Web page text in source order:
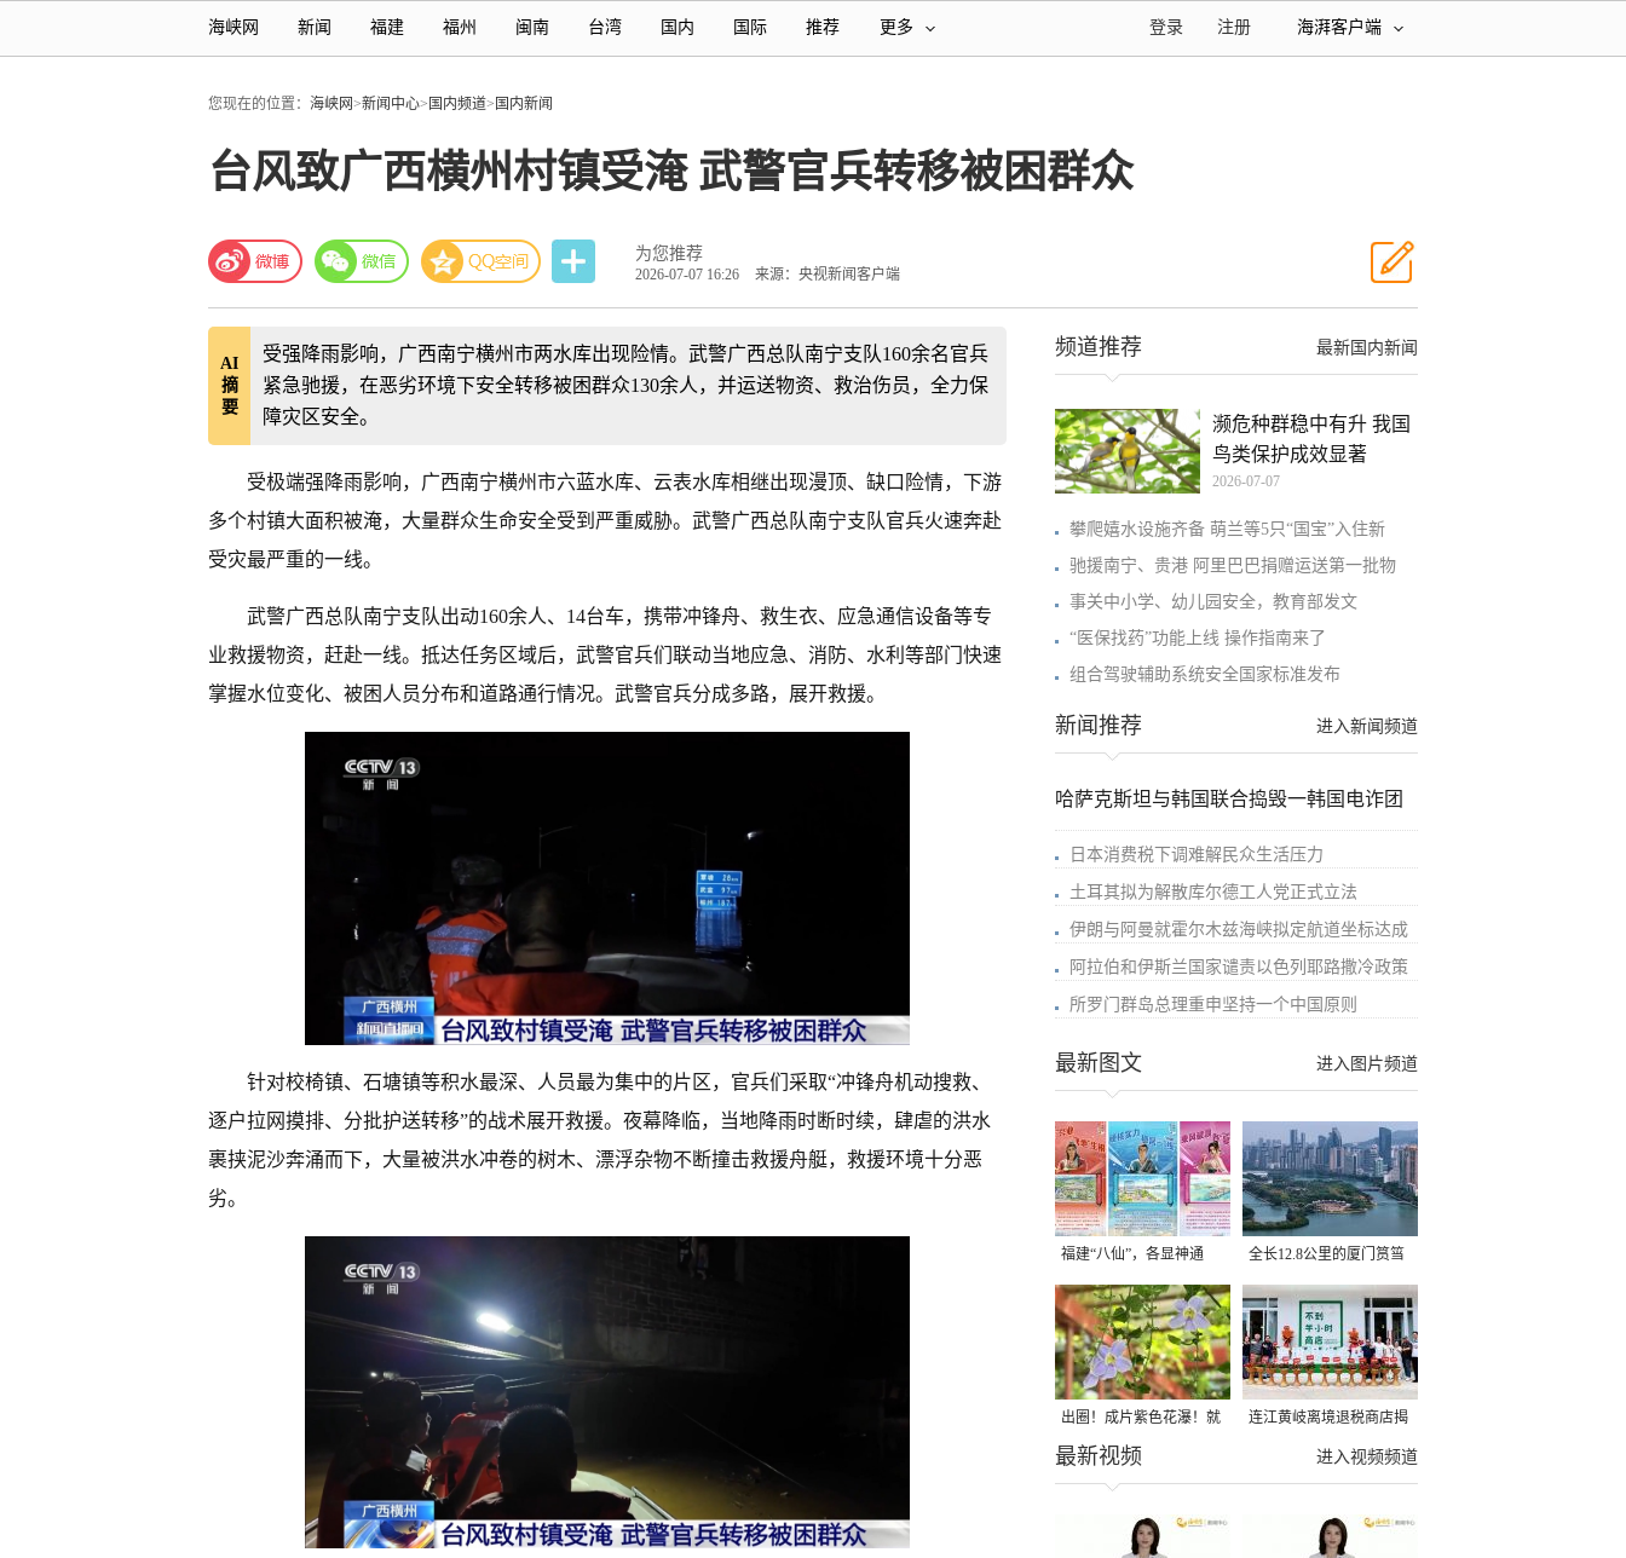
海峡网 新闻 福建 福州 闽南 台湾 国内 国际 推荐 更多 海湃客户端
注册
登录
您现在的位置： 海峡网>新闻中心> 国内频道> 国内新闻
台风致广西横州村镇受淹 武警官兵转移被困群众
为您推荐
2026-07-07 16:26 来源：央视新闻客户端
AI
摘
要
受强降雨影响，广西南宁横州市两水库出现险情。武警广西总队南宁支队160余名官兵
紧急驰援，在恶劣环境下安全转移被困群众130余人，并运送物资、救治伤员，全力保
障灾区安全。
受极端强降雨影响，广西南宁横州市六蓝水库、云表水库相继出现漫顶、缺口险情，下游
多个村镇大面积被淹，大量群众生命安全受到严重威胁。武警广西总队南宁支队官兵火速奔赴
受灾最严重的一线。
武警广西总队南宁支队出动160余人、14台车，携带冲锋舟、救生衣、应急通信设备等专
业救援物资，赶赴一线。抵达任务区域后，武警官兵们联动当地应急、消防、水利等部门快速
掌握水位变化、被困人员分布和道路通行情况。武警官兵分成多路，展开救援。
针对校椅镇、石塘镇等积水最深、人员最为集中的片区，官兵们采取“冲锋舟机动搜救、
逐户拉网摸排、分批护送转移”的战术展开救援。夜幕降临，当地降雨时断时续，肆虐的洪水
裹挟泥沙奔涌而下，大量被洪水冲卷的树木、漂浮杂物不断撞击救援舟艇，救援环境十分恶
劣。
最新国内新闻
频道推荐
濒危种群稳中有升 我国
鸟类保护成效显著
2026-07-07
攀爬嬉水设施齐备 萌兰等5只“国宝”入住新
驰援南宁、贵港 阿里巴巴捐赠运送第一批物
事关中小学、幼儿园安全，教育部发文
“医保找药”功能上线 操作指南来了
组合驾驶辅助系统安全国家标准发布
进入新闻频道
新闻推荐
哈萨克斯坦与韩国联合捣毁一韩国电诈团
日本消费税下调难解民众生活压力
土耳其拟为解散库尔德工人党正式立法
伊朗与阿曼就霍尔木兹海峡拟定航道坐标达成
阿拉伯和伊斯兰国家谴责以色列耶路撒冷政策
所罗门群岛总理重申坚持一个中国原则
进入图片频道
最新图文
福建“八仙”，各显神通 全长12.8公里的厦门筼筜
湖健身步道全线贯通
出圈！成片紫色花瀑！就
在光明港公园
连江黄岐离境退税商店揭
进入视频频道
最新视频